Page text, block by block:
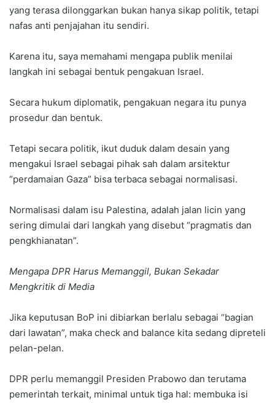
yang terasa dilonggarkan bukan hanya sikap politik, tetapi
nafas anti penjajahan itu sendiri.
Karena itu, saya memahami mengapa publik menilai
langkah ini sebagai bentuk pengakuan Israel.
Secara hukum diplomatik, pengakuan negara itu punya
prosedur dan bentuk.
Tetapi secara politik, ikut duduk dalam desain yang
mengakui Israel sebagai pihak sah dalam arsitektur
“perdamaian Gaza” bisa terbaca sebagai normalisasi.
Normalisasi dalam isu Palestina, adalah jalan licin yang
sering dimulai dari langkah yang disebut “pragmatis dan
pengkhianatan”.
Mengapa DPR Harus Memanggil, Bukan Sekadar
Mengkritik di Media
Jika keputusan BoP ini dibiarkan berlalu sebagai “bagian
dari lawatan”, maka check and balance kita sedang dipreteli
pelan-pelan.
DPR perlu memanggil Presiden Prabowo dan terutama
pemerintah terkait, minimal untuk tiga hal: membuka isi